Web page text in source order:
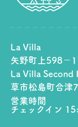
La Villa 〒
矢野町上598−1
La Villa
草市松島町合津
営業時間
チェックイン